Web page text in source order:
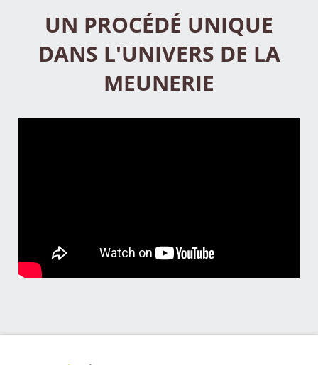
UN PROCÉDÉ UNIQUE
DANS L'UNIVERS DE LA
MEUNERIE